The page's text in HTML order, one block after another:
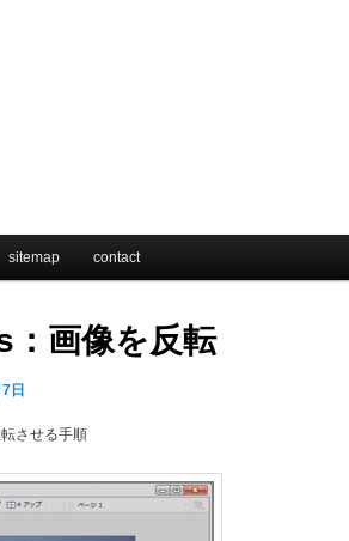
sitemap contact
画像を反転
日
させる手順